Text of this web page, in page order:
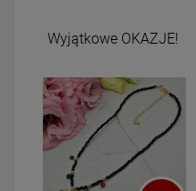
Wyjątkowe OKAZJE!